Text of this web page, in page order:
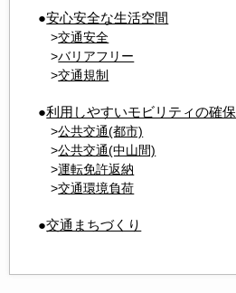
●安心安全な生活空間
>交通安全
>バリアフリー
>交通規制
●利用しやすいモビリティの確保
>公共交通(都市)
>公共交通(中山間)
>運転免許返納
>交通環境負荷
●交通まちづくり